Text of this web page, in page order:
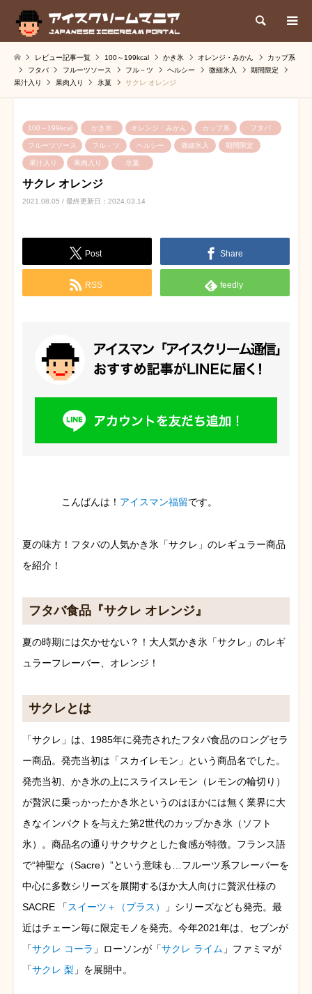
検索
レビュー記事一覧 100～199kcal かき氷 オレンジ・みかん
カップ系
フタバ
フルーツソース フル－ツ ヘルシー 微細氷入
期間限定
果汁入り
果肉入り 氷菓 サクレ オレンジ
100～199kcal かき氷 オレンジ・みかん カップ系 フタバ
フルーツソース フル－ツ ヘルシー 微細氷入 期間限定
果汁入り 果肉入り 氷菓
サクレ オレンジ
2021.08.05 / 最終更新日：2024.03.14
Post Share
RSS feedly
こんばんは！ アイスマン福留です。
夏の味方！フタバの人気かき氷「サクレ」のレギュラー商品
を紹介！
フタバ食品『サクレ オレンジ』
夏の時期には欠かせない？！大人気かき氷「サクレ」のレギ
ュラーフレーバー、オレンジ！
サクレとは
「サクレ」は、1985年に発売されたフタバ食品のロングセラ
ー商品。発売当初は「スカイレモン」という商品名でした。
発売当初、かき氷の上にスライスレモン（レモンの輪切り）
が贅沢に乗っかったかき氷というのはほかには無く業界に大
きなインパクトを与えた第2世代のカップかき氷（ソフト
氷）。商品名の通りサクサクとした食感が特徴。フランス語
で“神聖な（Sacre）”という意味も…フルーツ系フレーバーを
中心に多数シリーズを展開するほか大人向けに贅沢仕様の
SACRE 「 スイーツ＋（プラス）
」シリーズなども発売。最
近はチェーン毎に限定モノを発売。今年2021年は、セブンが
「サクレ コーラ 」ローソンが「サクレ ライム 」ファミマが
「サクレ 梨 」を展開中。